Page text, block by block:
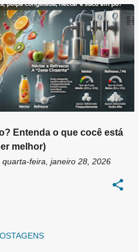
Entenda o que cocê está
melhor)
quarta-feira, janeiro 28, 2026